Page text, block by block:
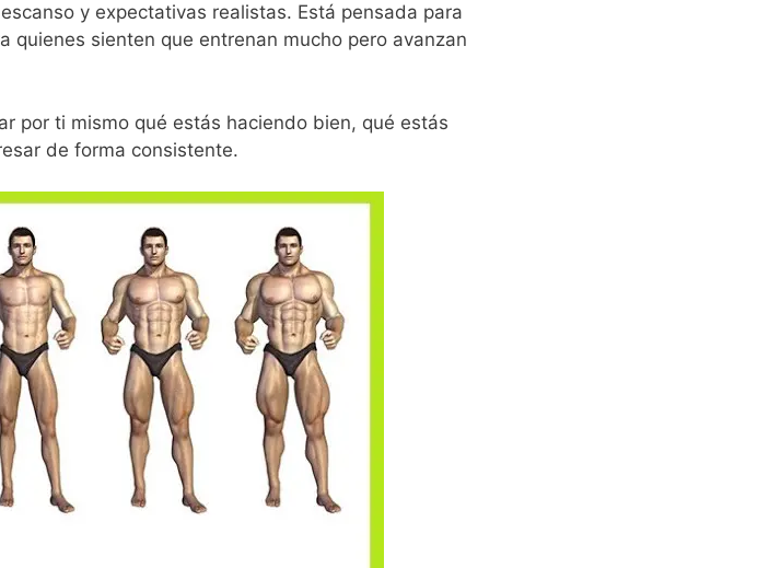
y expectativas realistas. Está pensada para
quienes sienten que entrenan mucho pero avanzan
por ti mismo qué estás haciendo bien, qué estás
de forma consistente.